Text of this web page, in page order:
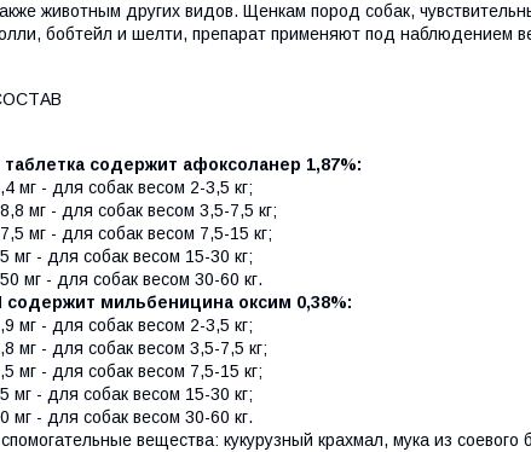
животным других видов. Щенкам пород собак,
бобтейл и шелти, препарат применяют под наблюдением
таблетка содержит афоксоланер 1,87%:
мг - для собак весом 2-3,5 кг;
мг - для собак весом 3,5-7,5 кг;
мг - для собак весом 7,5-15 кг;
мг - для собак весом 15-30 кг;
мг - для собак весом 30-60 кг.
содержит мильбеницина оксим 0,38%:
мг - для собак весом 2-3,5 кг;
мг - для собак весом 3,5-7,5 кг;
мг - для собак весом 7,5-15 кг;
мг - для собак весом 15-30 кг;
мг - для собак весом 30-60 кг.
вещества: кукурузный крахмал, мука из